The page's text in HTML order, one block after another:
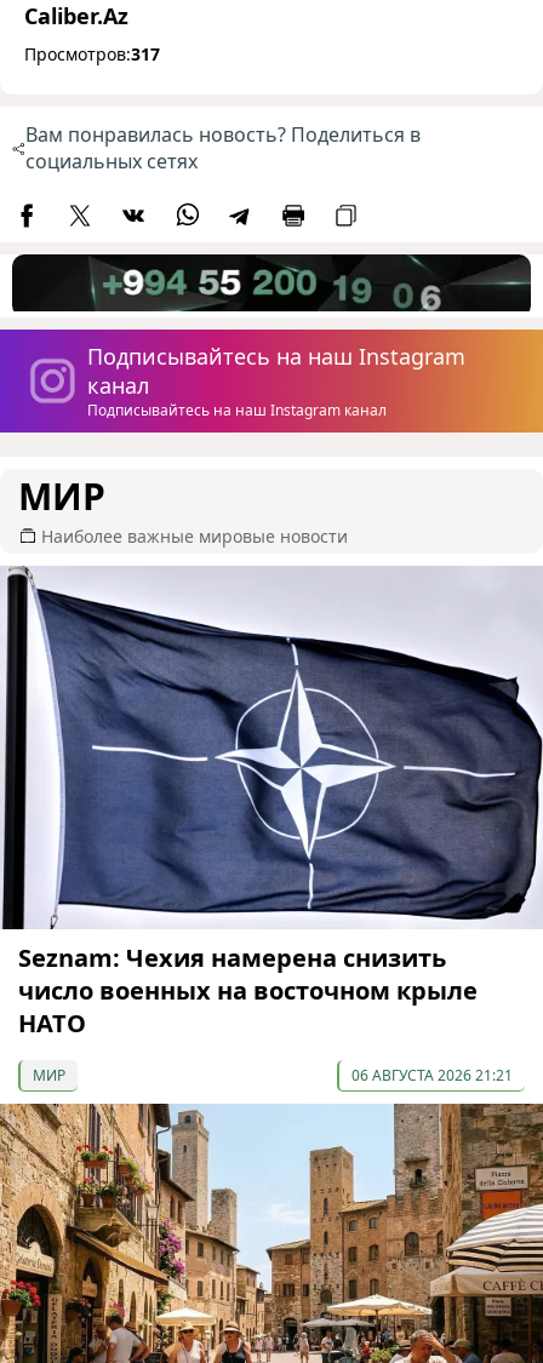
Caliber.Az
Просмотров:317
Вам понравилась новость? Поделиться в
социальных сетях
Подписывайтесь на наш Instagram
канал
Подписывайтесь на наш Instagram канал
МИР
Наиболее важные мировые новости
Seznam: Чехия намерена снизить
число военных на восточном крыле
НАТО
МИР 06 АВГУСТА 2026 21:21